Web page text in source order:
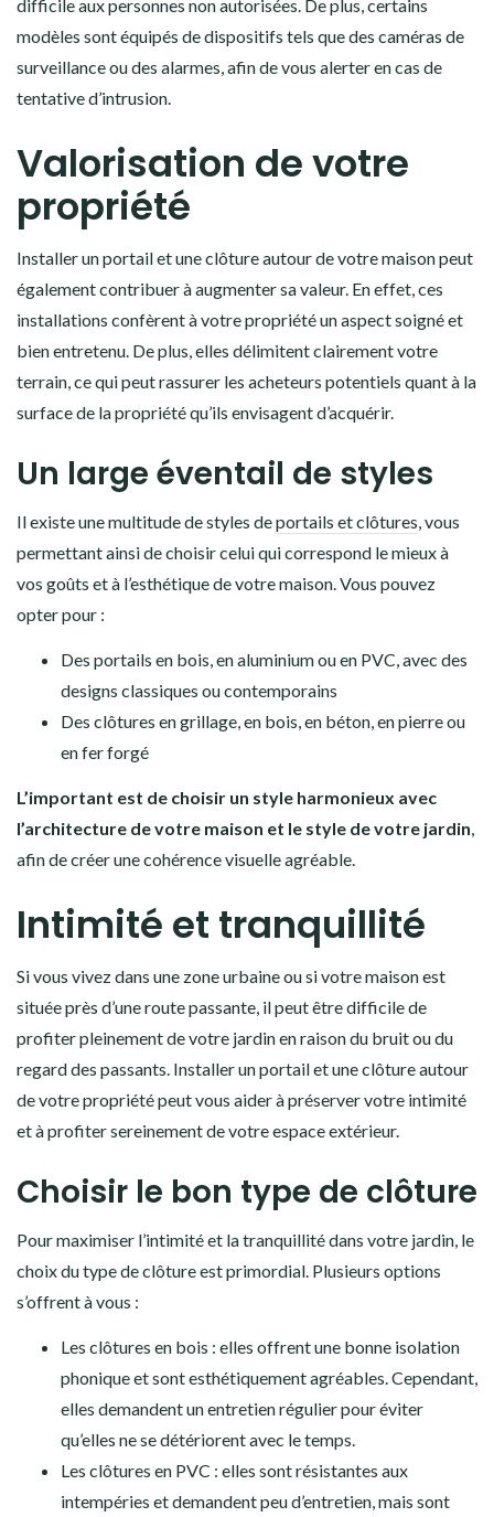
difficile aux personnes non autorisées. De plus, certains
modèles sont équipés de dispositifs tels que des caméras de
surveillance ou des alarmes, afin de vous alerter en cas de
tentative d’intrusion.
Valorisation de votre
propriété
Installer un portail et une clôture autour de votre maison peut
également contribuer à augmenter sa valeur. En effet, ces
installations confèrent à votre propriété un aspect soigné et
bien entretenu. De plus, elles délimitent clairement votre
terrain, ce qui peut rassurer les acheteurs potentiels quant à la
surface de la propriété qu’ils envisagent d’acquérir.
Un large éventail de styles
Il existe une multitude de styles deportails et clôtures, vous
permettant ainsi de choisir celui qui correspond le mieux à
vos goûts et à l’esthétique de votre maison. Vous pouvez
opter pour :
Des portails en bois, en aluminium ou en PVC, avec des
designs classiques ou contemporains
Des clôtures en grillage, en bois, en béton, en pierre ou
en fer forgé
L’important est de choisir un style harmonieux avec
l’architecture de votre maison et le style de votre jardin,
afin de créer une cohérence visuelle agréable.
Intimité et tranquillité
Si vous vivez dans une zone urbaine ou si votre maison est
située près d’une route passante, il peut être difficile de
profiter pleinement de votre jardin en raison du bruit ou du
regard des passants. Installer un portail et une clôture autour
de votre propriété peut vous aider à préserver votre intimité
et à profiter sereinement de votre espace extérieur.
Choisir le bon type de clôture
Pour maximiser l’intimité et la tranquillité dans votre jardin, le
choix du type de clôture est primordial. Plusieurs options
s’offrent à vous :
Les clôtures en bois : elles offrent une bonne isolation
phonique et sont esthétiquement agréables. Cependant,
elles demandent un entretien régulier pour éviter
qu’elles ne se détériorent avec le temps.
Les clôtures en PVC : elles sont résistantes aux
intempéries et demandent peu d’entretien, mais sont